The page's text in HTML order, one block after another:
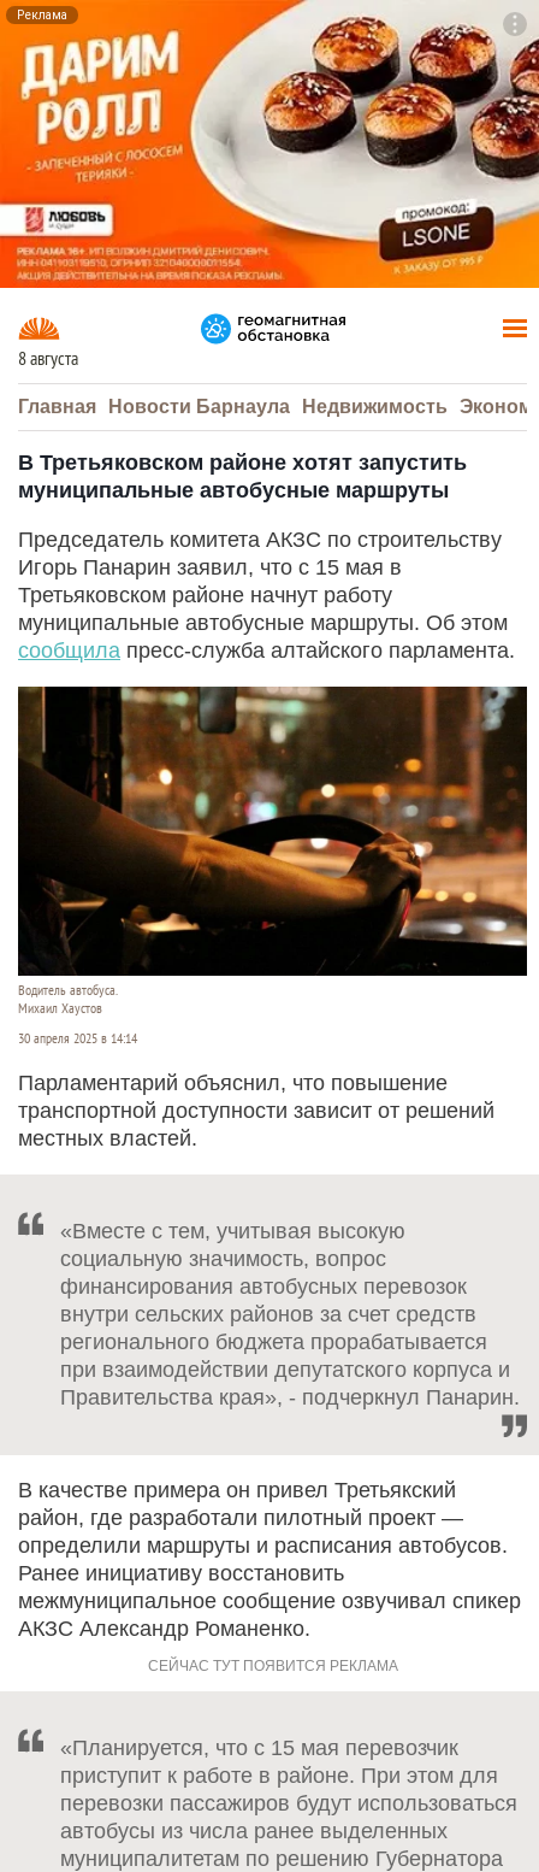
Реклама
8 августа
Главная Новости Барнаула Недвижимость
В Третьяковском районе хотят запустить
муниципальные автобусные маршруты
Председатель комитета АКЗС по строительству
Игорь Панарин заявил, что с 15 мая в
Третьяковском районе начнут работу
муниципальные автобусные маршруты. Об этом
сообщила пресс-служба алтайского парламента.
Водитель автобуса.
Михаил Хаустов
30 апреля 2025 в 14:14
Парламентарий объяснил, что повышение
транспортной доступности зависит от решений
местных властей.
«Вместе с тем, учитывая высокую
социальную значимость, вопрос
финансирования автобусных перевозок
внутри сельских районов за счет средств
регионального бюджета прорабатывается
при взаимодействии депутатского корпуса и
Правительства края», - подчеркнул Панарин.
В качестве примера он привел Третьякский
район, где разработали пилотный проект —
определили маршруты и расписания автобусов.
Ранее инициативу восстановить
межмуниципальное сообщение озвучивал спикер
АКЗС Александр Романенко.
«Планируется, что с 15 мая перевозчик
приступит к работе в районе. При этом для
перевозки пассажиров будут использоваться
автобусы из числа ранее выделенных
муниципалитетам по решению Губернатора